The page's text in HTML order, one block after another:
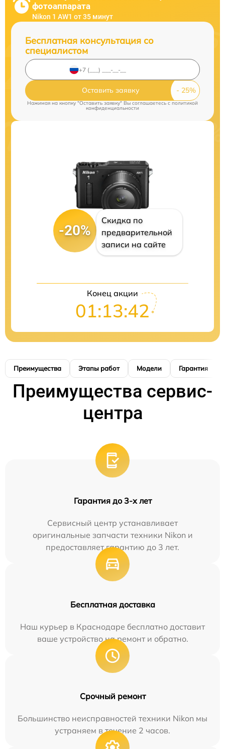
фотоаппарата
Nikon 1 AW1 от 35 минут
Бесплатная консультация со
специалистом
Оставить заявку
Нажимая на кнопку "Оставить заявку" Вы соглашаетесь cполитикой
конфиденциальности
-20%
Скидка по
предварительной
записи на сайте
Конец акции
01:13:41
Преимущества Этапы работ Модели Гарантия
Преимущества сервис-
центра
Гарантия до 3-х лет
Сервисный центр устанавливает
оригинальные запчасти техники Nikon и
предоставляет гарантию до 3 лет.
Бесплатная доставка
Наш курьер в Краснодаре бесплатно доставит
ваше устройство на ремонт и обратно.
Срочный ремонт
Большинство неисправностей техники Nikon мы
устраняем в течение 2 часов.